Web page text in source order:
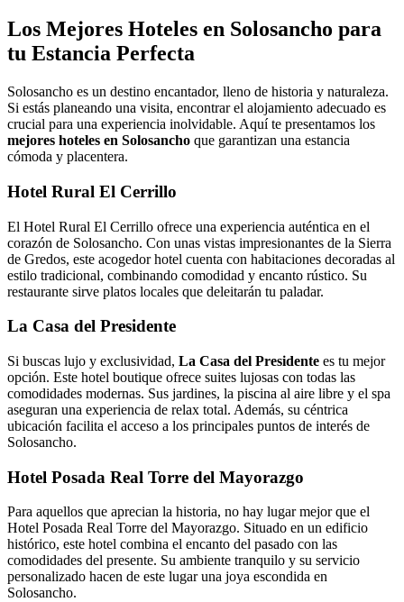
Los Mejores Hoteles en Solosancho para
tu Estancia Perfecta
Solosancho es un destino encantador, lleno de historia y naturaleza.
Si estás planeando una visita, encontrar el alojamiento adecuado es
crucial para una experiencia inolvidable. Aquí te presentamos los
mejores hoteles en Solosancho que garantizan una estancia
cómoda y placentera.
Hotel Rural El Cerrillo
El Hotel Rural El Cerrillo ofrece una experiencia auténtica en el
corazón de Solosancho. Con unas vistas impresionantes de la Sierra
de Gredos, este acogedor hotel cuenta con habitaciones decoradas al
estilo tradicional, combinando comodidad y encanto rústico. Su
restaurante sirve platos locales que deleitarán tu paladar.
La Casa del Presidente
Si buscas lujo y exclusividad, La Casa del Presidente es tu mejor
opción. Este hotel boutique ofrece suites lujosas con todas las
comodidades modernas. Sus jardines, la piscina al aire libre y el spa
aseguran una experiencia de relax total. Además, su céntrica
ubicación facilita el acceso a los principales puntos de interés de
Solosancho.
Hotel Posada Real Torre del Mayorazgo
Para aquellos que aprecian la historia, no hay lugar mejor que el
Hotel Posada Real Torre del Mayorazgo. Situado en un edificio
histórico, este hotel combina el encanto del pasado con las
comodidades del presente. Su ambiente tranquilo y su servicio
personalizado hacen de este lugar una joya escondida en
Solosancho.